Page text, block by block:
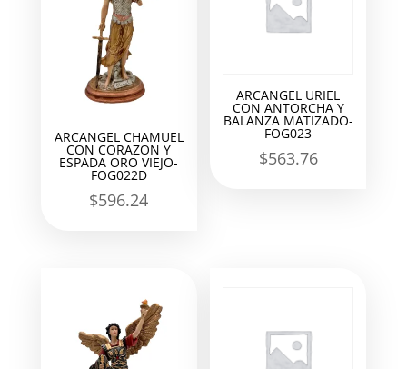
ARCANGEL CHAMUEL
CON CORAZON Y
ESPADA ORO VIEJO-
FOG022D
$596.24
ARCANGEL URIEL
CON ANTORCHA Y
BALANZA MATIZADO-
FOG023
$563.76